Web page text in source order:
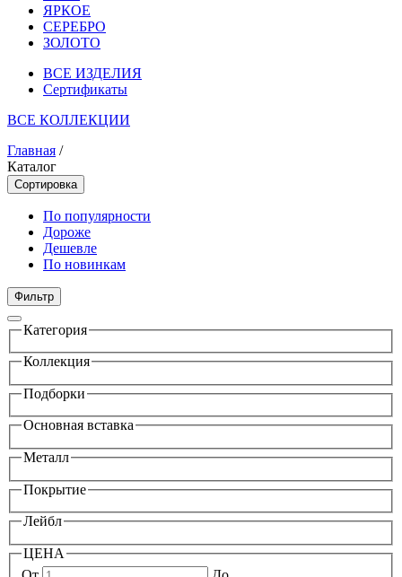
ЯРКОЕ
СЕРЕБРО
ЗОЛОТО
ВСЕ ИЗДЕЛИЯ
Сертификаты
ВСЕ КОЛЛЕКЦИИ
Главная /
Каталог
Сортировка
По популярности
Дороже
Дешевле
По новинкам
Фильтр
Категория
Коллекция
Подборки
Основная вставка
Металл
Покрытие
Лейбл
ЦЕНА